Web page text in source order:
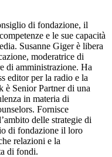
di fondazione, il
e le sue capacità
Susanne Giger è libera
moderatrice di
di amministrazione. Ha
editor per la radio e la
è Senior Partner di una
in materia di
Fornisce
delle strategie di
di fondazione il loro
relazioni e la
di fondi.